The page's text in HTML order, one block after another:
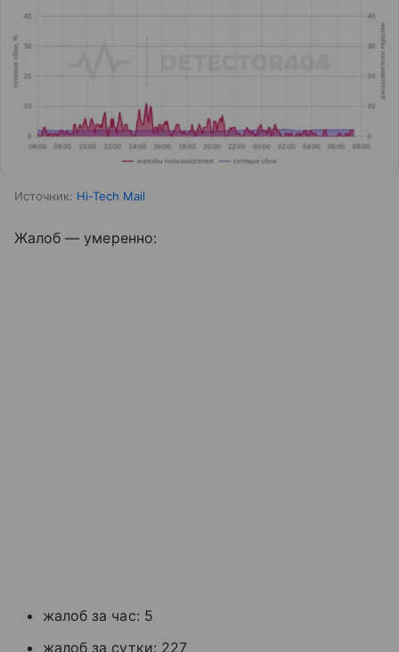
Источник: Hi-Tech Mail
Жалоб — умеренно:
жалоб за час: 5
жалоб за сутки: 227